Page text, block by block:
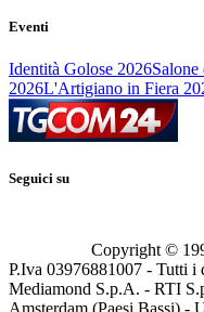
Eventi
Identità Golose 2026
2026L'Artigiano in Fiera
Seguici su
Copyright ©
P.Iva 03976881007 - Tutti
Mediamond S.p.A. - RTI